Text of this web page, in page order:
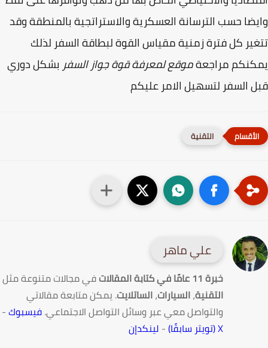
حسب الترسانة العسكرية والاستراتجية بالمنطقة وقد
كل فترة زمنية مقياس القوة لبطاقة السفر لذلك
مراجعةموقع لمعرفة قوة جواز السفربشكل دوري
السفر لتسهيل الامر عليكم
التقنية
علي ماهر
خبرة 11 عامًا في كتابة المقالات
في مجالات متنوعة مثل
التقنية،السيارات،الساتلايت. يمكن متابعة مقالاتي
والتواصل معي عبر وسائل التواصل الاجتماعي.فيسبوك-
-لينكدإن